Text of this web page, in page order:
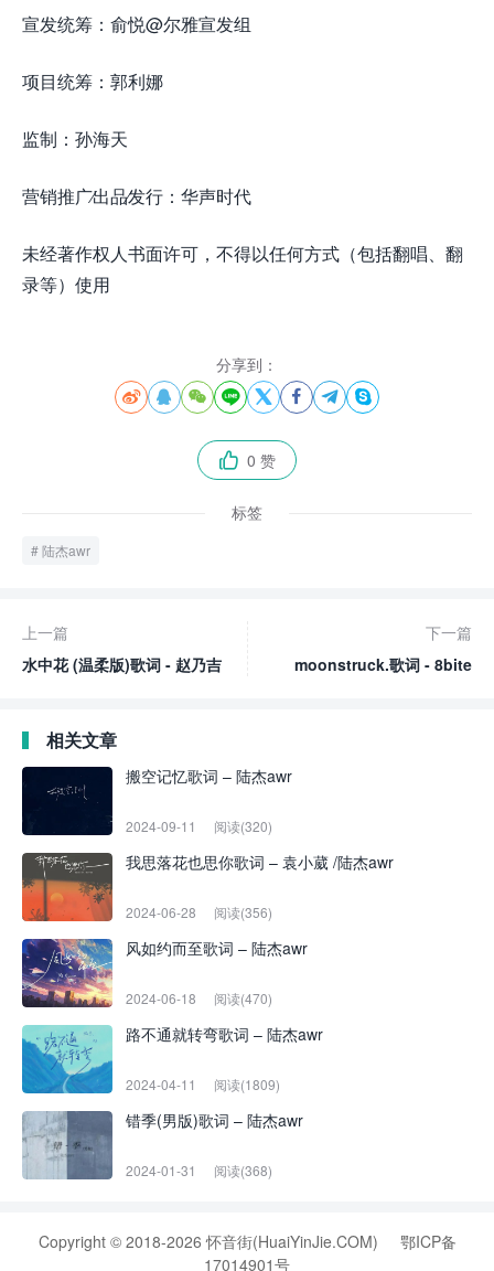
宣发统筹：俞悦@尔雅宣发组
项目统筹：郭利娜
监制：孙海天
营销推广∕出品∕发行：华声时代
未经著作权人书面许可，不得以任何方式（包括翻唱、翻
录等）使用
分享到：
       
 0 赞
标签
陆杰awr
上一篇
水中花 (温柔版)歌词 - 赵乃吉
下一篇
moonstruck.歌词 - 8bite
相关文章
搬空记忆歌词 – 陆杰awr
2024-09-11 阅读(320)
我思落花也思你歌词 – 袁小葳 /陆杰awr
2024-06-28 阅读(356)
风如约而至歌词 – 陆杰awr
2024-06-18 阅读(470)
路不通就转弯歌词 – 陆杰awr
2024-04-11 阅读(1809)
错季(男版)歌词 – 陆杰awr
2024-01-31 阅读(368)
Copyright © 2018-2026 怀音街(HuaiYinJie.COM)
鄂ICP备
17014901号